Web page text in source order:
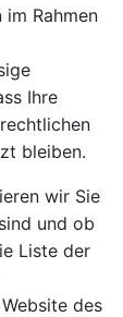
Rahmen
Ihre
bleiben.
wir Sie
und ob
Liste der
des